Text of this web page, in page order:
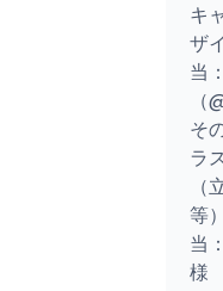
キ
ザ
当
（
そ
ラ
（
等
当
様